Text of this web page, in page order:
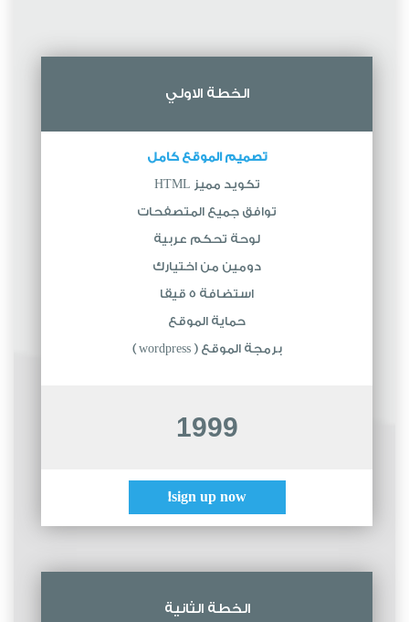
الخطة الاولي
تصميم الموقع كامل
تكويد مميز HTML
توافق جميع المتصفحات
لوحة تحكم عربية
دومين من اختيارك
استضافة 5 قيقا
حماية الموقع
برمجة الموقع ( wordpress )
1999
sign up now!
الخطة الثانية